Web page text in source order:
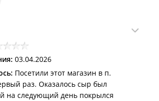
03.04.2026
Посетили этот магазин в п.
раз. Оказалось сыр был
на следующий день покрылся